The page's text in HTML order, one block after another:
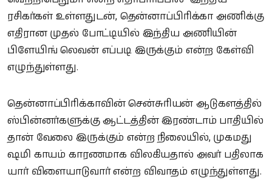
ரசிகர்கள் உள்ளதுடன், தென்னாப்பிரிக்கா அணிக்கு
எதிரான முதல் போட்டியில் இந்திய அணியின்
பிளேயிங் லெவன் எப்படி இருக்கும் என்ற கேள்வி
எழுந்துள்ளது.
தென்னாப்பிரிக்காவின் சென்சுரியன் ஆடுகளத்தில்
ஸ்பின்னர்களுக்கு ஆட்டத்தின் இரண்டாம் பாதியில்
தான் வேலை இருக்கும் என்ற நிலையில், முகமது
ஷமி காயம் காரணமாக விலகியதால் அவர் பதிலாக
யார் விளையாடுவார் என்ற விவாதம் எழுந்துள்ளது.